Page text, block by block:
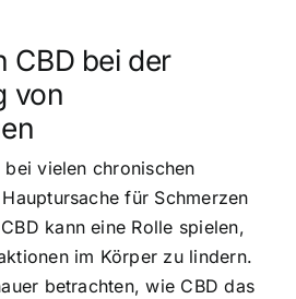
CBD bei der
von
bei vielen chronischen
für Schmerzen
kann eine Rolle spielen,
im Körper zu lindern.
betrachten, wie CBD das